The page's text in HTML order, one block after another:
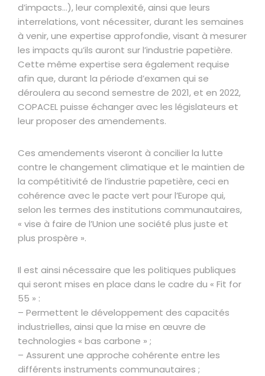
d’impacts…), leur complexité, ainsi que leurs
interrelations, vont nécessiter, durant les semaines
à venir, une expertise approfondie, visant à mesurer
les impacts qu’ils auront sur l’industrie papetière.
Cette même expertise sera également requise
afin que, durant la période d’examen qui se
déroulera au second semestre de 2021, et en 2022,
COPACEL puisse échanger avec les législateurs et
leur proposer des amendements.
Ces amendements viseront à concilier la lutte
contre le changement climatique et le maintien de
la compétitivité de l’industrie papetière, ceci en
cohérence avec le pacte vert pour l’Europe qui,
selon les termes des institutions communautaires,
« vise à faire de l’Union une société plus juste et
plus prospère ».
Il est ainsi nécessaire que les politiques publiques
qui seront mises en place dans le cadre du « Fit for
55 » :
– Permettent le développement des capacités
industrielles, ainsi que la mise en œuvre de
technologies « bas carbone » ;
– Assurent une approche cohérente entre les
différents instruments communautaires ;